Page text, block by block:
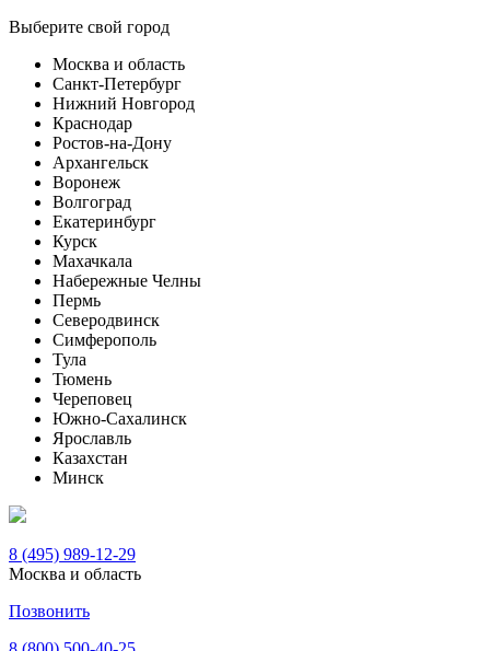
Выберите свой город
Москва и область
Санкт-Петербург
Нижний Новгород
Краснодар
Ростов-на-Дону
Архангельск
Воронеж
Волгоград
Екатеринбург
Курск
Махачкала
Набережные Челны
Пермь
Северодвинск
Симферополь
Тула
Тюмень
Череповец
Южно-Сахалинск
Ярославль
Казахстан
Минск
8 (495) 989-12-29
Москва и область
Позвонить